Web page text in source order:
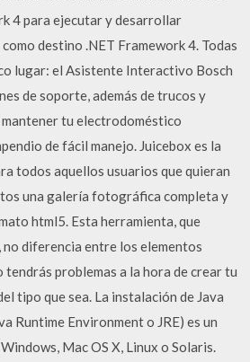
4 para ejecutar y desarrollar
destino .NET Framework 4. Todas
lugar: el Asistente Interactivo Bosch
de soporte, además de trucos y
tu electrodoméstico
de fácil manejo. Juicebox es la
todos aquellos usuarios que quieran
una galería fotográfica completa y
html5. Esta herramienta, que
diferencia entre los elementos
tendrás problemas a la hora de crear tu
tipo que sea. La instalación de Java
Runtime Environment o JRE) es un
Mac OS X, Linux o Solaris.